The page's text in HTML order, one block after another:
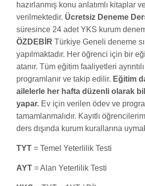
hazırlanmış konu anlatımlı kitaplar
verilmektedir. Ücretsiz Deneme
süresince 24 adet YKS kurum
ÖZDEBİR Türkiye Geneli deneme
yapılmaktadır. Her öğrenci için bir
atanır. Tüm eğitim faaliyetleri
programlanır ve takip edilir. Eğitim
ailelerle her hafta düzenli olarak
yapar.Ev için verilen ödev ve
tamamlanmalıdır. Kayıtlı
ders dışında kurum kurallarına
TYT= Temel Yeterlilik Testi
AYT= Alan Yeterlilik Testi